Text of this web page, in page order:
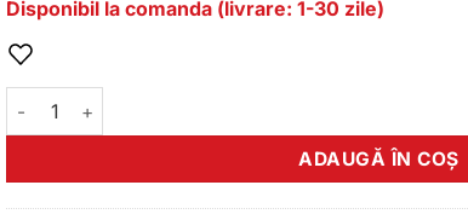
Disponibil la comanda (livrare: 1-30 zile)
Cantitate Spite DT 274MM
ADAUGĂ ÎN COȘ